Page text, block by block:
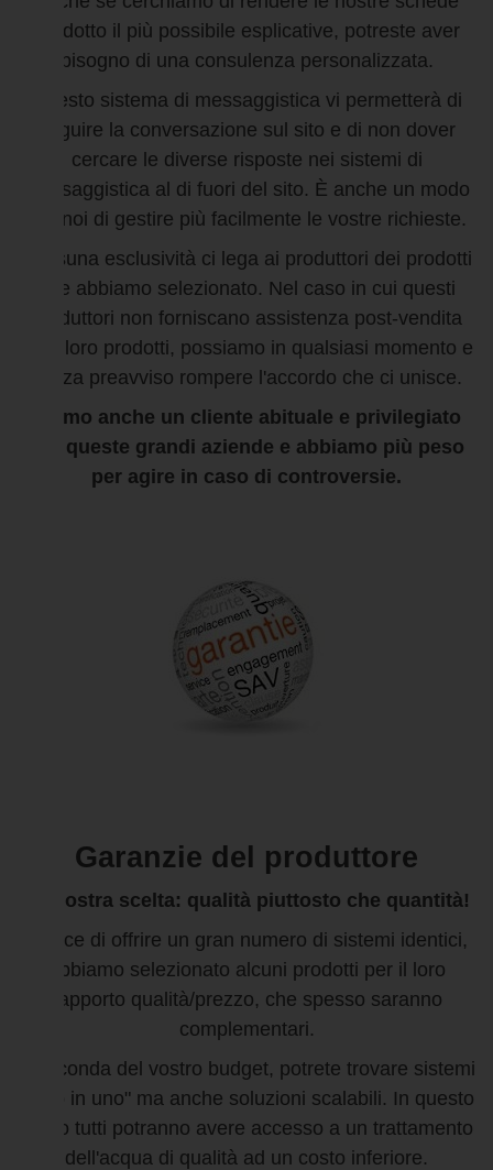
prodotto il più possibile esplicative, potreste aver
bisogno di una consulenza personalizzata.
Questo sistema di messaggistica vi permetterà di
seguire la conversazione sul sito e di non dover
cercare le diverse risposte nei sistemi di
messaggistica al di fuori del sito. È anche un modo
per noi di gestire più facilmente le vostre richieste.
Nessuna esclusività ci lega ai produttori dei prodotti
che abbiamo selezionato. Nel caso in cui questi
produttori non forniscano assistenza post-vendita
per i loro prodotti, possiamo in qualsiasi momento e
senza preavviso rompere l'accordo che ci unisce.
Siamo anche un cliente abituale e privilegiato
per queste grandi aziende e abbiamo più peso
per agire in caso di controversie.
Garanzie del produttore
La nostra scelta: qualità piuttosto che quantità!
Invece di offrire un gran numero di sistemi identici,
abbiamo selezionato alcuni prodotti per il loro
rapporto qualità/prezzo, che spesso saranno
complementari.
A seconda del vostro budget, potrete trovare sistemi
"tutto in uno" ma anche soluzioni scalabili. In questo
modo tutti potranno avere accesso a un trattamento
dell'acqua di qualità ad un costo inferiore.